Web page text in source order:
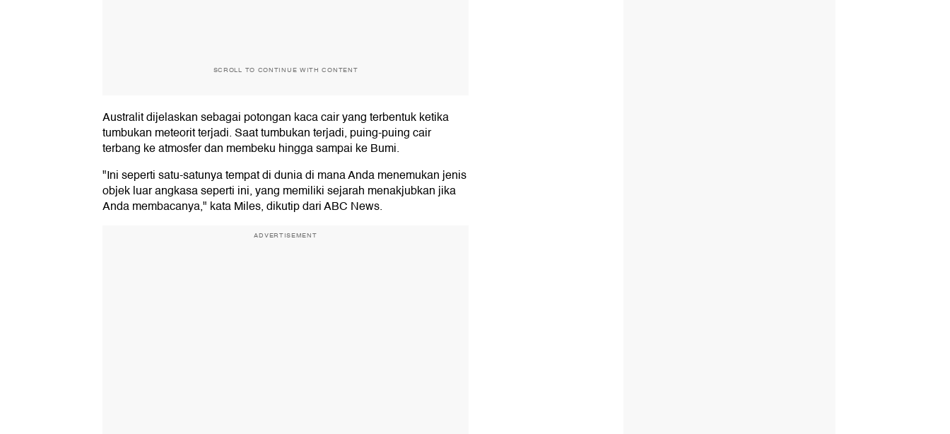
SCROLL TO CONTINUE WITH CONTENT
Australit dijelaskan sebagai potongan kaca cair yang terbentuk ketika
tumbukan meteorit terjadi. Saat tumbukan terjadi, puing-puing cair
terbang ke atmosfer dan membeku hingga sampai ke Bumi.
"Ini seperti satu-satunya tempat di dunia di mana Anda menemukan jenis
objek luar angkasa seperti ini, yang memiliki sejarah menakjubkan jika
Anda membacanya," kata Miles, dikutip dari ABC News.
ADVERTISEMENT